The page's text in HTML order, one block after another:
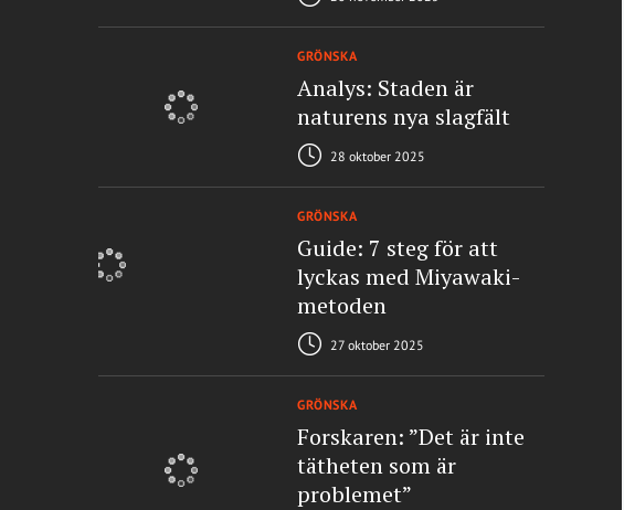
GRÖNSKA
Analys: Staden är
naturens nya slagfält
28 oktober 2025
GRÖNSKA
Guide: 7 steg för att
lyckas med Miyawaki-
metoden
27 oktober 2025
GRÖNSKA
Forskaren: ”Det är inte
tätheten som är
problemet”